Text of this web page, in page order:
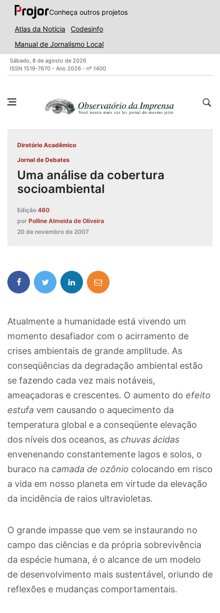
Conheça outros projetos
Atlas da Notícia
Codesinfo
Manual de Jornalismo Local
Sábado, 8 de agosto de 2026
ISSN 1519-7670 - Ano 2026 - nº 1400
Diretório Acadêmico
Jornal de Debates
Uma análise da cobertura
socioambiental
Edição 460
por Polline Almeida de Oliveira
20 de novembro de 2007
Atualmente a humanidade está vivendo um
momento desafiador com o acirramento de
crises ambientais de grande amplitude. As
conseqüências da degradação ambiental estão
se fazendo cada vez mais notáveis,
ameaçadoras e crescentes. O aumento do efeito
estufa vem causando o aquecimento da
temperatura global e a conseqüente elevação
dos níveis dos oceanos, as chuvas ácidas
envenenando constantemente lagos e solos, o
buraco na camada de ozônio colocando em risco
a vida em nosso planeta em virtude da elevação
da incidência de raios ultravioletas.
O grande impasse que vem se instaurando no
campo das ciências e da própria sobrevivência
da espécie humana, é o alcance de um modelo
de desenvolvimento mais sustentável, oriundo de
reflexões e mudanças comportamentais.